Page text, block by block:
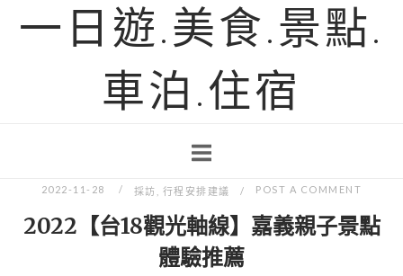
一日遊.美食.景點.
車泊.住宿
2022-11-28 採訪 行程安排建議 POST A COMMENT
2022【台18觀光軸線】嘉義親子景點
體驗推薦